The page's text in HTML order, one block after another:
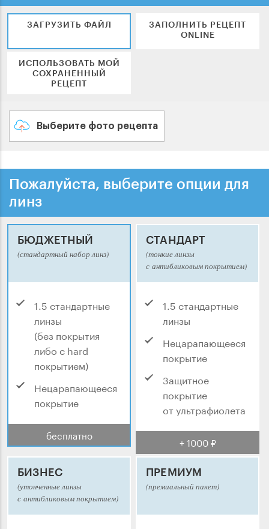
ЗАГРУЗИТЬ ФАЙЛ
ЗАПОЛНИТЬ РЕЦЕПТ
ONLINE
ИСПОЛЬЗОВАТЬ МОЙ
СОХРАНЕННЫЙ
РЕЦЕПТ
Выберите фото рецепта
Пожалуйста, выберите опции для
линз
БЮДЖЕТНЫЙ
(стандартный набор линз)
1.5 стандартные
линзы
(без покрытия
либо с hard
покрытием)
Нецарапающееся
покрытие
бесплатно
СТАНДАРТ
(тонкие линзы
с антибликовым покрытием)
1.5 стандартные
линзы
Нецарапающееся
покрытие
Защитное
покрытие
от ультрафиолета
+ 1000 ₽
БИЗНЕС
(утонченные линзы
с антибликовым покрытием)
ПРЕМИУМ
(премиальный пакет)